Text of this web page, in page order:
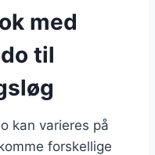
med
til
kan varieres på
forskellige